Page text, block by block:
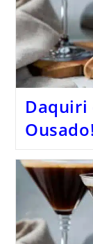
Daquiri
Ousado!